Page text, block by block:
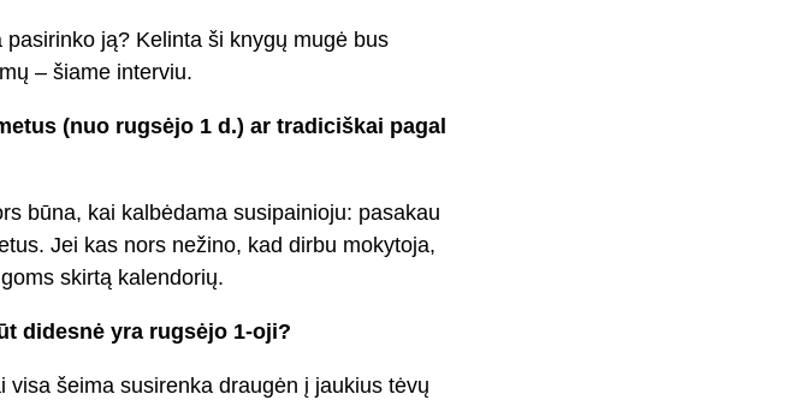
ją? Kelinta ši knygų mugė bus
– šiame interviu.
(nuo rugsėjo 1 d.) ar tradiciškai pagal
būna, kai kalbėdama susipainioju: pasakau
Jei kas nors nežino, kad dirbu mokytoja,
skirtą kalendorių.
didesnė yra rugsėjo 1-oji?
šeima susirenka draugėn į jaukius tėvų